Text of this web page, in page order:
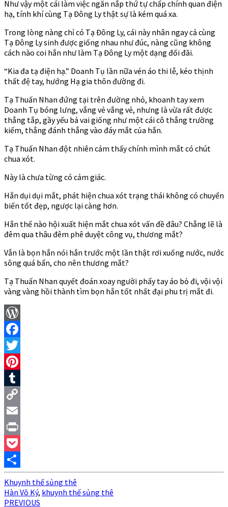
Như vậy một cái làm việc ngăn nắp thứ tự chấp chính quan điện
hạ, tính khí cùng Tạ Đông Ly thật sự là kém quá xa.
Trong lòng nàng chỉ có Tạ Đông Ly, cái này nhân ngay cả cùng
Tạ Đông Ly sinh được giống nhau như đúc, nàng cũng không
cách nào coi hắn như làm Tạ Đông Ly một dạng đối đãi.
“Kia đa tạ điện hạ.” Doanh Tụ lần nữa vén áo thi lễ, kéo thịnh
thất đệ tay, hướng Hạ gia thôn đường đi.
Tạ Thuấn Nhan đứng tại trên đường nhỏ, khoanh tay xem
Doanh Tụ bóng lưng, vắng vẻ vắng vẻ, nhưng là vừa rất được
thẳng tắp, gầy yếu bả vai giống như một cái cô thẳng trường
kiếm, thẳng đánh thẳng vào đáy mắt của hắn.
Tạ Thuấn Nhan đột nhiên cảm thấy chính mình mắt có chút
chua xót.
Này là chưa từng có cảm giác.
Hắn dụi dụi mắt, phát hiện chua xót trạng thái không có chuyển
biến tốt đẹp, ngược lại càng hơn.
Hắn thế nào hội xuất hiện mắt chua xót vấn đề đâu? Chẳng lẽ là
đêm qua thâu đêm phê duyệt công vụ, thương mắt?
Vẫn là bọn hắn nói hắn trước một lần thật rơi xuống nước, nước
sông quá bẩn, cho nên thương mắt?
Tạ Thuấn Nhan quyết đoán xoay người phẩy tay áo bỏ đi, vội vội
vàng vàng hồi thành tìm bọn hắn tốt nhất đại phu trị mắt đi.
WordPress
Facebook
Twitter
Pinterest
Tumblr
Copy
Link
Email
Print
Pocket
Share
Khuynh thế sủng thê
Hàn Võ Ký, khuynh thế sủng thê
Post
PREVIOUS